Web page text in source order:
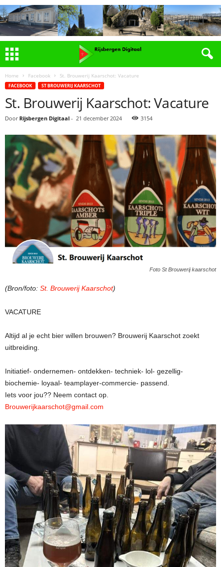
Home Facebook St. Brouwerij Kaarschot: Vacature
FACEBOOK ST BROUWERIJ KAARSCHOT
St. Brouwerij Kaarschot: Vacature
Door Rijsbergen Digitaal - 21 december 2024 3154
Foto St Brouwerij kaarschot
(Bron/foto: St. Brouwerij Kaarschot)
VACATURE
Altijd al je echt bier willen brouwen? Brouwerij Kaarschot zoekt
uitbreiding.
Initiatief- ondernemen- ontdekken- techniek- lol- gezellig-
biochemie- loyaal- teamplayer-commercie- passend.
Iets voor jou?? Neem contact op.
Brouwerijkaarschot@gmail.com